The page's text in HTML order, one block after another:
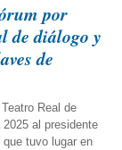
por
de diálogo y
de
Real de
al presidente
tuvo lugar en